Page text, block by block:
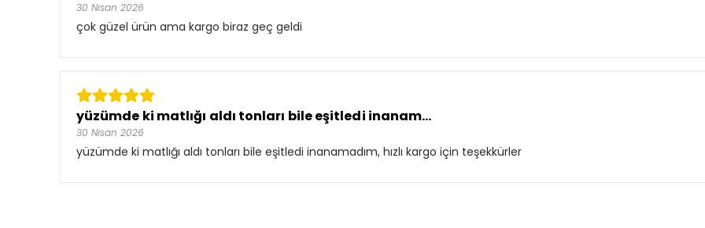
30 Nisan 2026
çok güzel ürün ama kargo biraz geç geldi
yüzümde ki matlığı aldı tonları bile eşitledi inanam...
30 Nisan 2026
yüzümde ki matlığı aldı tonları bile eşitledi inanamadım, hızlı kargo için teşekkürler